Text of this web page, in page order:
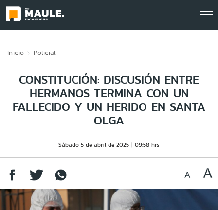
Inicio Policial
CONSTITUCIÓN: DISCUSIÓN ENTRE
HERMANOS TERMINA CON UN
FALLECIDO Y UN HERIDO EN SANTA
OLGA
Sábado 5 de abril de 2025 09:58 hrs